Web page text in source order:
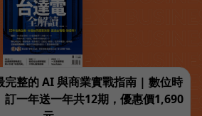
完整的 AI 與商業實戰指南 | 數位時
訂一年送一年共12期，優惠價1,690